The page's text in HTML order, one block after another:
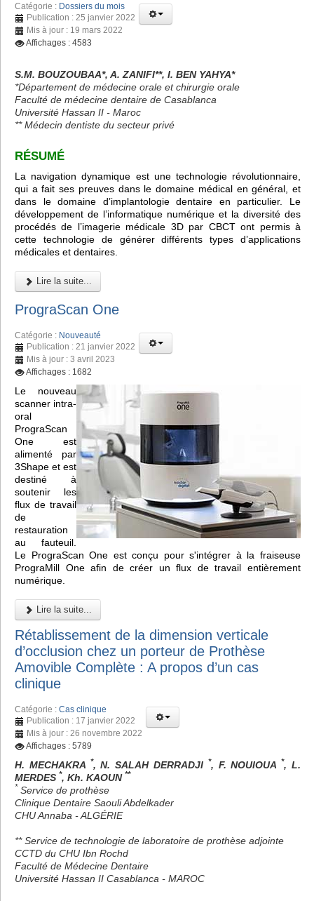
Catégorie : Dossiers du mois
Publication : 25 janvier 2022
Mis à jour : 19 mars 2022
Affichages : 4583
S.M. BOUZOUBAA*, A. ZANIFI**, I. BEN YAHYA*
*Département de médecine orale et chirurgie orale
Faculté de médecine dentaire de Casablanca
Université Hassan II - Maroc
** Médecin dentiste du secteur privé
RÉSUMÉ
La navigation dynamique est une technologie révolutionnaire,
qui a fait ses preuves dans le domaine médical en général, et
dans le domaine d’implantologie dentaire en particulier. Le
développement de l’informatique numérique et la diversité des
procédés de l’imagerie médicale 3D par CBCT ont permis à
cette technologie de générer différents types d’applications
médicales et dentaires.
Lire la suite...
PrograScan One
Catégorie : Nouveauté
Publication : 21 janvier 2022
Mis à jour : 3 avril 2023
Affichages : 1682
Le nouveau
scanner intra-
oral
PrograScan
One est
alimenté par
3Shape et est
destiné à
soutenir les
flux de travail
de
restauration
au fauteuil.
Le PrograScan One est conçu pour s'intégrer à la fraiseuse
PrograMill One afin de créer un flux de travail entièrement
numérique.
Lire la suite...
Rétablissement de la dimension verticale
d’occlusion chez un porteur de Prothèse
Amovible Complète : A propos d’un cas
clinique
Catégorie : Cas clinique
Publication : 17 janvier 2022
Mis à jour : 26 novembre 2022
Affichages : 5789
H. MECHAKRA *, N. SALAH DERRADJI *, F. NOUIOUA *, L.
MERDES *, Kh. KAOUN **
* Service de prothèse
Clinique Dentaire Saouli Abdelkader
CHU Annaba - ALGÉRIE
** Service de technologie de laboratoire de prothèse adjointe
CCTD du CHU Ibn Rochd
Faculté de Médecine Dentaire
Université Hassan II Casablanca - MAROC